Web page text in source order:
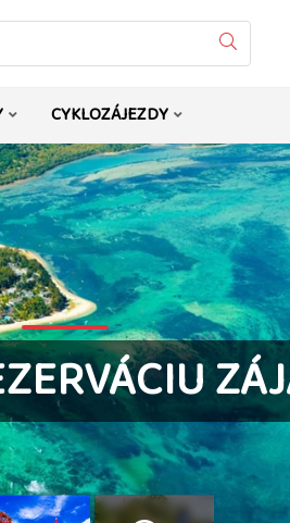
Vyhledat
CYKLOZÁJEZDY